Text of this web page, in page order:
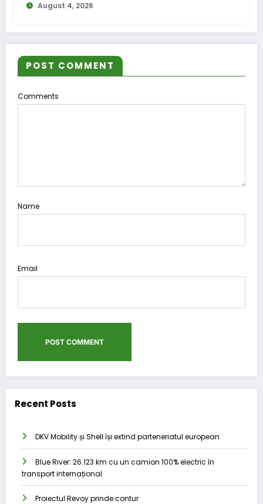
August 4, 2026
POST COMMENT
Comments
Name
Email
Recent Posts
DKV Mobility și Shell își extind parteneriatul european
Blue River: 26.123 km cu un camion 100% electric în
transport internațional
Proiectul Revoy prinde contur